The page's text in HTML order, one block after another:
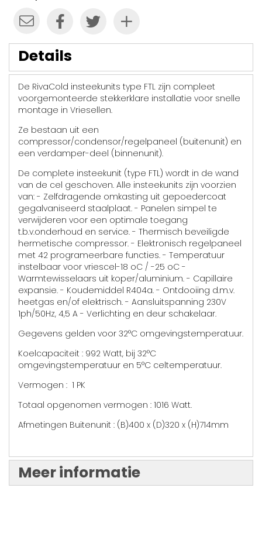
Details
De RivaCold insteekunits type FTL zijn compleet
voorgemonteerde stekkerklare installatie voor snelle
montage in Vriesellen.
Ze bestaan uit een
compressor/condensor/regelpaneel (buitenunit) en
een verdamper-deel (binnenunit).
De complete insteekunit (type FTL) wordt in de wand
van de cel geschoven. Alle insteekunits zijn voorzien
van: - Zelfdragende omkasting uit gepoedercoat
gegalvaniseerd staalplaat. - Panelen simpel te
verwijderen voor een optimale toegang
t.b.v.onderhoud en service. - Thermisch beveiligde
hermetische compressor. - Elektronisch regelpaneel
met 42 programeerbare functies. - Temperatuur
instelbaar voor vriescel-18 oC / -25 oC -
Warmtewisselaars uit koper/aluminium. - Capillaire
expansie. - Koudemiddel R404a. - Ontdooiing d.m.v.
heetgas en/of elektrisch. - Aansluitspanning 230V
1ph/50Hz, 4,5 A - Verlichting en deur schakelaar.
Gegevens gelden voor 32°C omgevingstemperatuur.
Koelcapaciteit : 992 Watt, bij 32°C
omgevingstemperatuur en 5°C celtemperatuur.
Vermogen : 1 PK
Totaal opgenomen vermogen : 1016 Watt.
Afmetingen Buitenunit : (B)400 x (D)320 x (H)714mm
Meer informatie